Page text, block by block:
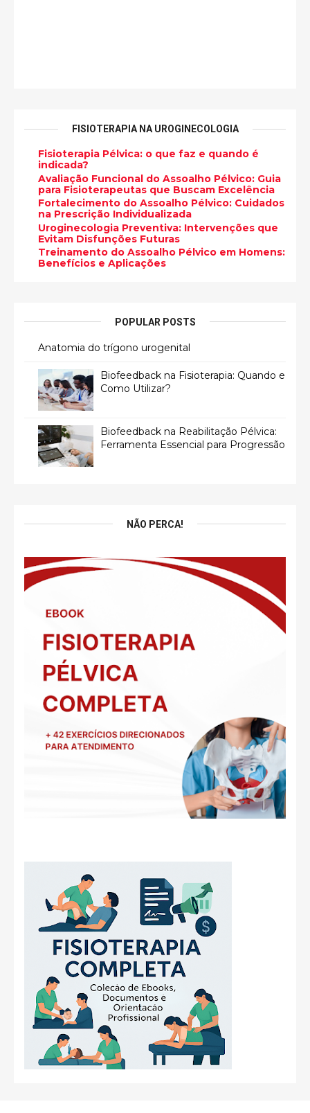
FISIOTERAPIA NA UROGINECOLOGIA
Fisioterapia Pélvica: o que faz e quando é
indicada?
Avaliação Funcional do Assoalho Pélvico: Guia
para Fisioterapeutas que Buscam Excelência
Fortalecimento do Assoalho Pélvico: Cuidados
na Prescrição Individualizada
Uroginecologia Preventiva: Intervenções que
Evitam Disfunções Futuras
Treinamento do Assoalho Pélvico em Homens:
Benefícios e Aplicações
POPULAR POSTS
Anatomia do trígono urogenital
Biofeedback na Fisioterapia: Quando e
Como Utilizar?
Biofeedback na Reabilitação Pélvica:
Ferramenta Essencial para Progressão
NÃO PERCA!